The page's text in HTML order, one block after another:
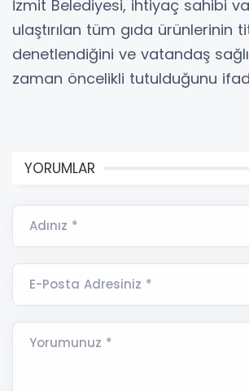
İzmit Belediyesi, ihtiyaç sahibi
ulaştırılan tüm gıda ürünlerinin
denetlendiğini ve vatandaş
zaman öncelikli tutulduğunu
YORUMLAR
Adınız *
E-Posta Adresiniz *
Yorumunuz *